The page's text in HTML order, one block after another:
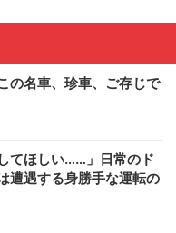
の名車、珍車、ご存じで
てほしい……」日常のド
遭遇する身勝手な運転の